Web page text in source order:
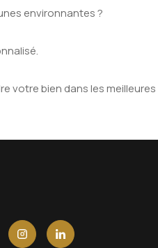
environnantes ?
votre bien dans les